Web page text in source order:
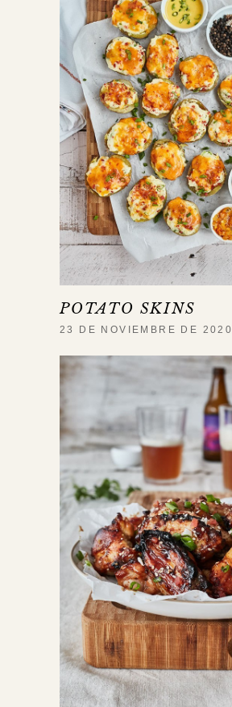
POTATO SKINS
23 DE NOVIEMBRE DE 2020